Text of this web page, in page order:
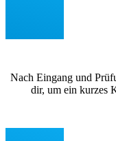
Nach Eingang und
dir, um ein kurzes